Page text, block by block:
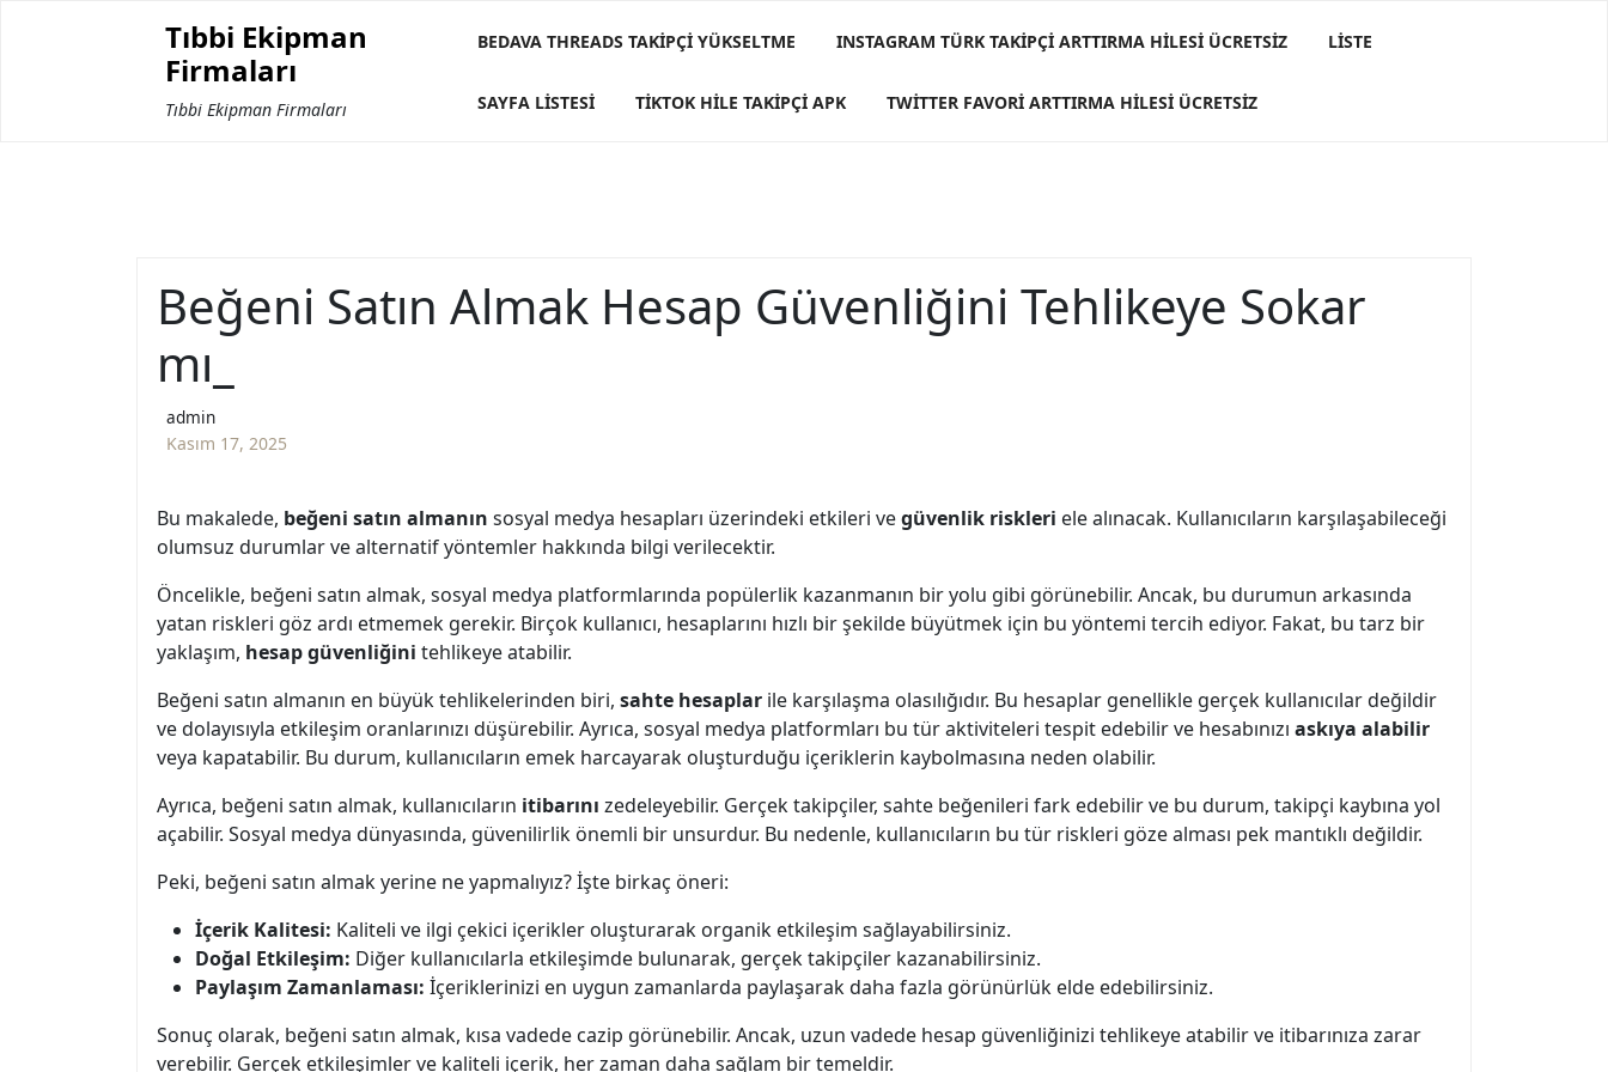
Tıbbi Ekipman
Firmaları
Tıbbi Ekipman Firmaları
BEDAVA THREADS TAKIPÇI YÜKSELTME INSTAGRAM TÜRK TAKIPÇI ARTTIRMA HILESI ÜCRETSIZ LISTE
SAYFA LISTESI TIKTOK HILE TAKIPÇI APK TWITTER FAVORI ARTTIRMA HILESI ÜCRETSIZ
Beğeni Satın Almak Hesap Güvenliğini Tehlikeye Sokar
mı_
admin
Kasım 17, 2025
Bu makalede, beğeni satın almanın sosyal medya hesapları üzerindeki etkileri vegüvenlik riskleri ele alınacak. Kullanıcıların karşılaşabileceği
olumsuz durumlar ve alternatif yöntemler hakkında bilgi verilecektir.
Öncelikle, beğeni satın almak, sosyal medya platformlarında popülerlik kazanmanın bir yolu gibi görünebilir. Ancak, bu durumun arkasında
yatan riskleri göz ardı etmemek gerekir. Birçok kullanıcı, hesaplarını hızlı bir şekilde büyütmek için bu yöntemi tercih ediyor. Fakat, bu tarz bir
yaklaşım, hesap güvenliğini tehlikeye atabilir.
Beğeni satın almanın en büyük tehlikelerinden biri, sahte hesaplar ile karşılaşma olasılığıdır. Bu hesaplar genellikle gerçek kullanıcılar değildir
ve dolayısıyla etkileşim oranlarınızı düşürebilir. Ayrıca, sosyal medya platformları bu tür aktiviteleri tespit edebilir ve hesabınızı askıya alabilir
veya kapatabilir. Bu durum, kullanıcıların emek harcayarak oluşturduğu içeriklerin kaybolmasına neden olabilir.
Ayrıca, beğeni satın almak, kullanıcıların itibarını zedeleyebilir. Gerçek takipçiler, sahte beğenileri fark edebilir ve bu durum, takipçi kaybına yol
açabilir. Sosyal medya dünyasında, güvenilirlik önemli bir unsurdur. Bu nedenle, kullanıcıların bu tür riskleri göze alması pek mantıklı değildir.
Peki, beğeni satın almak yerine ne yapmalıyız? İşte birkaç öneri:
İçerik Kalitesi: Kaliteli ve ilgi çekici içerikler oluşturarak organik etkileşim sağlayabilirsiniz.
Doğal Etkileşim: Diğer kullanıcılarla etkileşimde bulunarak, gerçek takipçiler kazanabilirsiniz.
Paylaşım Zamanlaması: İçeriklerinizi en uygun zamanlarda paylaşarak daha fazla görünürlük elde edebilirsiniz.
Sonuç olarak, beğeni satın almak, kısa vadede cazip görünebilir. Ancak, uzun vadede hesap güvenliğinizi tehlikeye atabilir ve itibarınıza zarar
verebilir. Gerçek etkileşimler ve kaliteli içerik, her zaman daha sağlam bir temeldir.